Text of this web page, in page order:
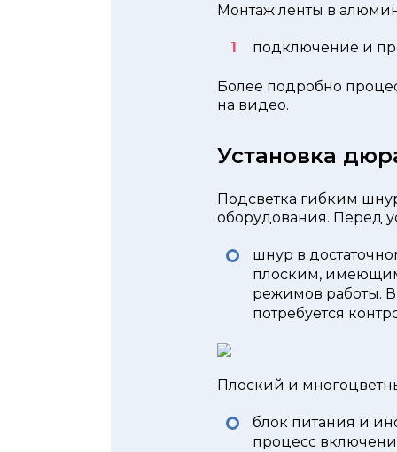
Монтаж ленты в
подключение и
Более подробно
на видео.
Установка
Подсветка гибким
оборудования. Перед
шнур в
плоским,
режимов работы.
потребуется
Плоский и
блок питания и
процесс